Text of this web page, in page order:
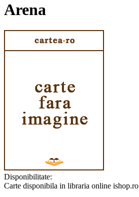
Arena
Disponibilitate:
Carte disponibila in libraria online ishop.ro